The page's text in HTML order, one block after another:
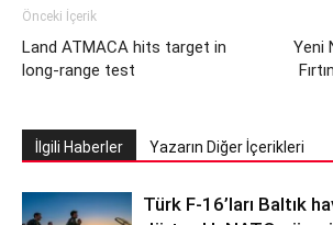
Önceki İçerik
Land ATMACA hits target in
long-range test
Yeni
İlgili Haberler Yazarın Diğer İçerikleri
Türk F-16’ları Baltık